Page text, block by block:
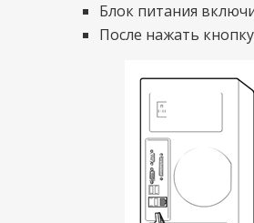
Блок питания
После нажать